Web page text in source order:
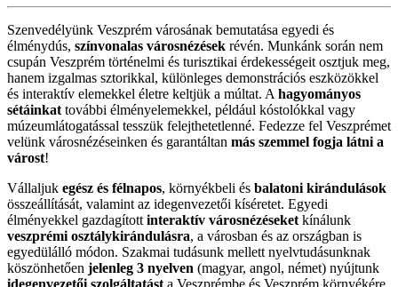
Szenvedélyünk Veszprém városának bemutatása egyedi és
élménydús, színvonalas városnézések révén. Munkánk során nem
csupán Veszprém történelmi és turisztikai érdekességeit osztjuk meg,
hanem izgalmas sztorikkal, különleges demonstrációs eszközökkel
és interaktív elemekkel életre keltjük a múltat. A hagyományos
sétáinkat további élményelemekkel, például kóstolókkal vagy
múzeumlátogatással tesszük felejthetetlenné. Fedezze fel Veszprémet
velünk városnézéseinken és garantáltan más szemmel fogja látni a
várost!
Vállaljuk egész és félnapos, környékbeli és balatoni kirándulások
összeállítását, valamint az idegenvezetői kíséretet. Egyedi
élményekkel gazdagított interaktív városnézéseket kínálunk
veszprémi osztálykirándulásra, a városban és az országban is
egyedülálló módon. Szakmai tudásunk mellett nyelvtudásunknak
köszönhetően jelenleg 3 nyelven (magyar, angol, német) nyújtunk
idegenvezetői szolgáltatást a Veszprémbe és Veszprém környékére